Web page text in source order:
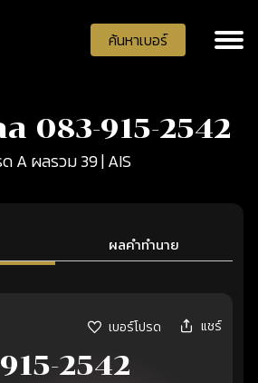
ค้นหาเบอร์
083-915-2542
ด A ผลรวม 39 | AIS
ผลคำทำนาย
เบอร์โปรด แชร์
2542